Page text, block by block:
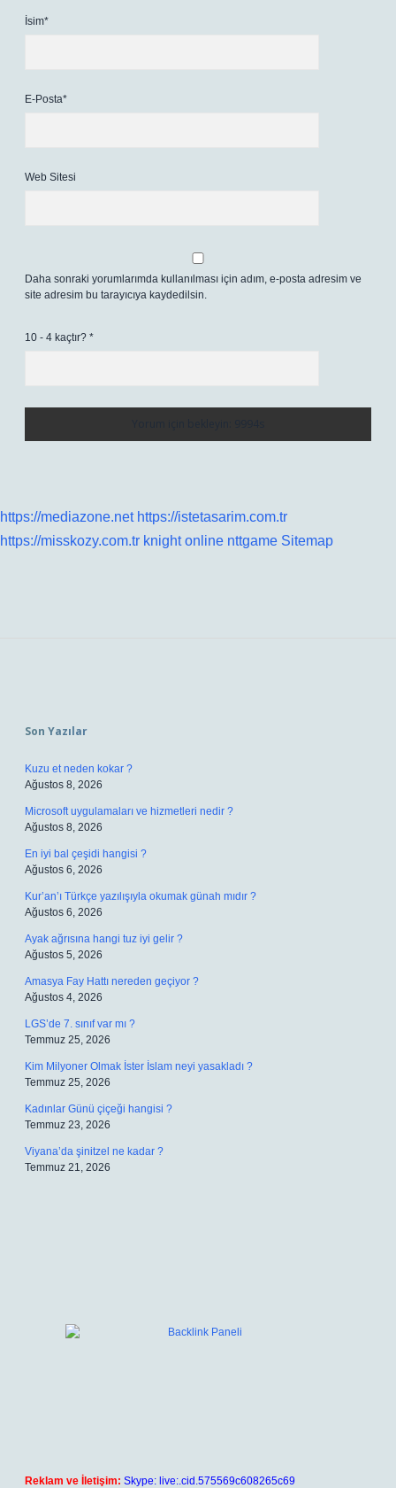
İsim*
E-Posta*
Web Sitesi
Daha sonraki yorumlarımda kullanılması için adım, e-posta adresim ve
site adresim bu tarayıcıya kaydedilsin.
10 - 4 kaçtır? *
https://mediazone.net https://istetasarim.com.tr
https://misskozy.com.tr knight online nttgame Sitemap
Son Yazılar
Kuzu et neden kokar ?
Ağustos 8, 2026
Microsoft uygulamaları ve hizmetleri nedir ?
Ağustos 8, 2026
En iyi bal çeşidi hangisi ?
Ağustos 6, 2026
Kur’an’ı Türkçe yazılışıyla okumak günah mıdır ?
Ağustos 6, 2026
Ayak ağrısına hangi tuz iyi gelir ?
Ağustos 5, 2026
Amasya Fay Hattı nereden geçiyor ?
Ağustos 4, 2026
LGS’de 7. sınıf var mı ?
Temmuz 25, 2026
Kim Milyoner Olmak İster İslam neyi yasakladı ?
Temmuz 25, 2026
Kadınlar Günü çiçeği hangisi ?
Temmuz 23, 2026
Viyana’da şinitzel ne kadar ?
Temmuz 21, 2026
Reklam ve İletişim: Skype: live:.cid.575569c608265c69